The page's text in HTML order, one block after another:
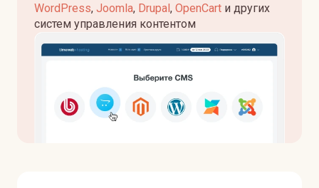
WordPress, Joomla, Drupal, OpenCart и других
систем управления контентом